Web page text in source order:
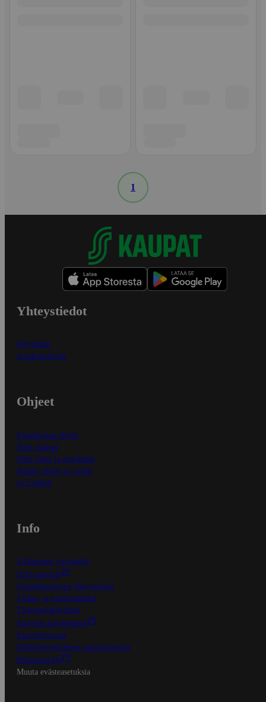
1
Yhteystiedot
Myymälät
Asiakaspalvelu
Ohjeet
Ensitilaajan ohjeet
Näin maksat
Näin tilaat ja muokkaat
Kaikki ohjeet ja vinkit
In English
Info
S-Business yrityksille
Oiva-raportit
Osuuskauppojen yhteystiedot
Tilaus- ja toimitusehdot
Tietosuojakäytäntö
Palvelun käyttöehdot
Saavutettavuus
Mobiilisovelluksen saavutettavuus
Mainostajalle
Muuta evästeasetuksia